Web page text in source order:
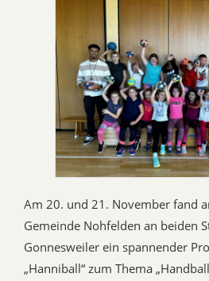
Am 20. und 21. November fand
Gemeinde Nohfelden an beiden
Gonnesweiler ein spannender
„Hanniball“ zum Thema